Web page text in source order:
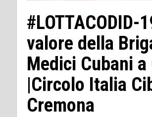
#LOTTACODID-
valore della
Medici Cubani a
|Circolo Italia
Cremona